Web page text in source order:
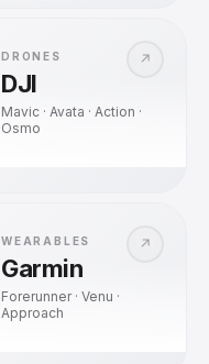
↗
DRONES
DJI
Mavic · Avata · Action ·
Osmo
↗
WEARABLES
Garmin
Forerunner · Venu ·
Approach